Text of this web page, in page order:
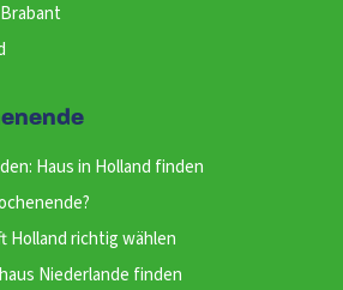
Haus in Holland finden
richtig wählen
Niederlande finden